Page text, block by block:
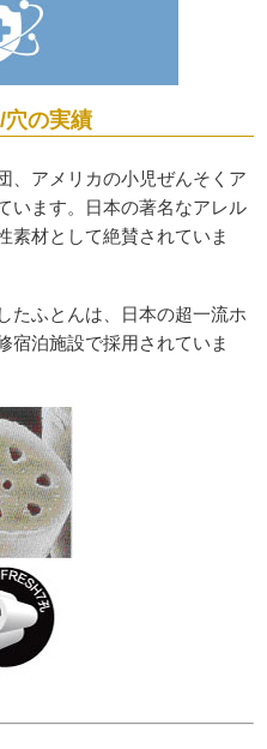
穴の実績
、アメリカの小児ぜんそくア
います。日本の著名なアレル
素材として絶賛されていま
たふとんは、日本の超一流ホ
宿泊施設で採用されていま